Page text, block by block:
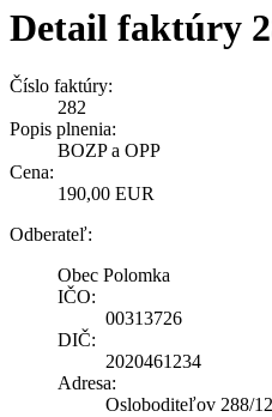
Detail faktúry
Číslo faktúry:
282
Popis plnenia:
BOZP a OPP
Cena:
190,00 EUR
Odberateľ:
Obec Polomka
IČO:
00313726
DIČ:
2020461234
Adresa:
Osloboditeľov 288/